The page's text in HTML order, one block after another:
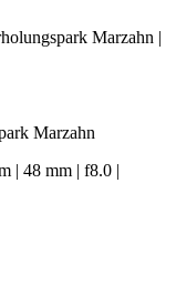
Marzahn
| 48 mm | f8.0 |